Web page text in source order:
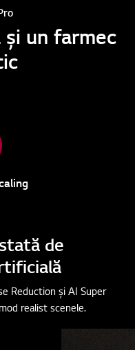
și un farmec
de
Reduction și AI Super
realist scenele.